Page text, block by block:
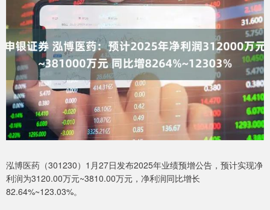
泓博医药（301230）1月27日发布2025年业绩预增公告，预计实现净
利润为3120.00万元~3810.00万元，净利润同比增长
82.64%~123.03%。